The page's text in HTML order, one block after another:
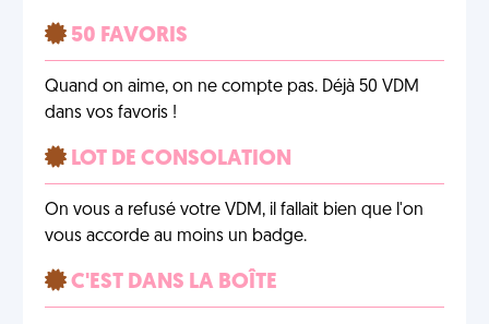
50 FAVORIS
Quand on aime, on ne compte pas. Déjà 50 VDM
dans vos favoris !
LOT DE CONSOLATION
On vous a refusé votre VDM, il fallait bien que l'on
vous accorde au moins un badge.
C'EST DANS LA BOÎTE